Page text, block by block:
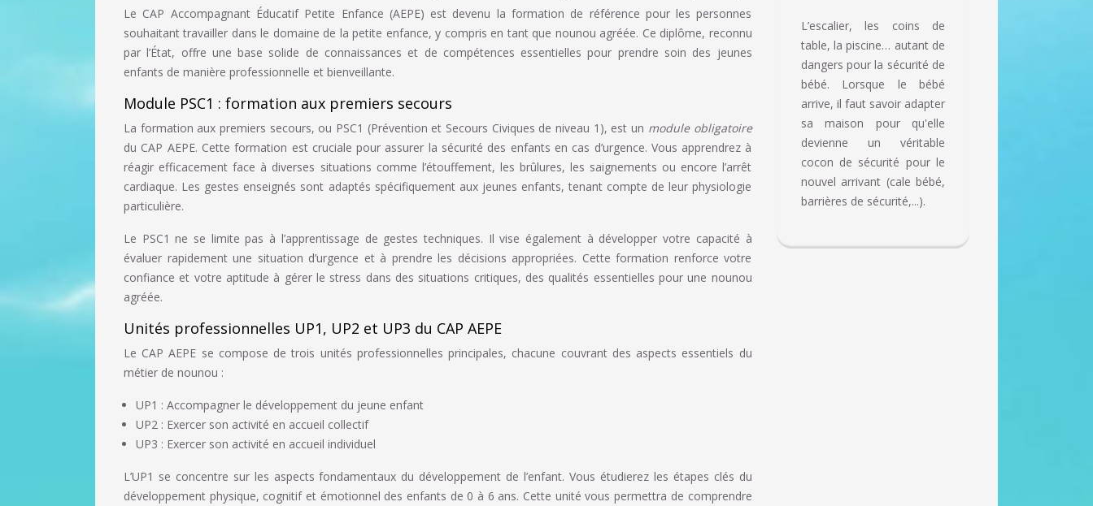
Le CAP Accompagnant Éducatif Petite Enfance (AEPE) est devenu la formation de référence pour les personnes
souhaitant travailler dans le domaine de la petite enfance, y compris en tant que nounou agréée. Ce diplôme, reconnu
par l’État, offre une base solide de connaissances et de compétences essentielles pour prendre soin des jeunes
enfants de manière professionnelle et bienveillante.
Module PSC1 : formation aux premiers secours
La formation aux premiers secours, ou PSC1 (Prévention et Secours Civiques de niveau 1), est un module obligatoire
du CAP AEPE. Cette formation est cruciale pour assurer la sécurité des enfants en cas d’urgence. Vous apprendrez à
réagir efficacement face à diverses situations comme l’étouffement, les brûlures, les saignements ou encore l’arrêt
cardiaque. Les gestes enseignés sont adaptés spécifiquement aux jeunes enfants, tenant compte de leur physiologie
particulière.
Le PSC1 ne se limite pas à l’apprentissage de gestes techniques. Il vise également à développer votre capacité à
évaluer rapidement une situation d’urgence et à prendre les décisions appropriées. Cette formation renforce votre
confiance et votre aptitude à gérer le stress dans des situations critiques, des qualités essentielles pour une nounou
agréée.
Unités professionnelles UP1, UP2 et UP3 du CAP AEPE
Le CAP AEPE se compose de trois unités professionnelles principales, chacune couvrant des aspects essentiels du
métier de nounou :
UP1 : Accompagner le développement du jeune enfant
UP2 : Exercer son activité en accueil collectif
UP3 : Exercer son activité en accueil individuel
L’UP1 se concentre sur les aspects fondamentaux du développement de l’enfant. Vous étudierez les étapes clés du
développement physique, cognitif et émotionnel des enfants de 0 à 6 ans. Cette unité vous permettra de comprendre
L’escalier, les coins de
table, la piscine… autant de
dangers pour la sécurité de
bébé. Lorsque le bébé
arrive, il faut savoir adapter
sa maison pour qu'elle
devienne un véritable
cocon de sécurité pour le
nouvel arrivant (cale bébé,
barrières de sécurité,...).